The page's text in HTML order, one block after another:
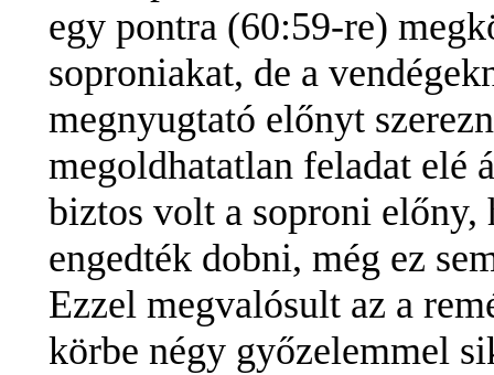
egy pontra (60:59-re)
soproniakat, de a
megnyugtató előnyt
megoldhatatlan feladat elé
biztos volt a soproni előny,
engedték dobni, még ez
Ezzel megvalósult az a
körbe négy győzelemmel